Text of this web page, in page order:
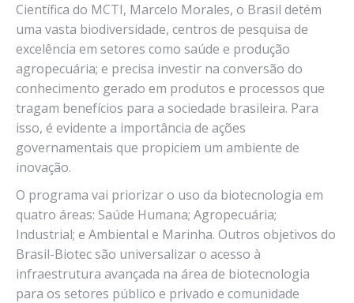
Científica do MCTI, Marcelo Morales, o Brasil detém
uma vasta biodiversidade, centros de pesquisa de
excelência em setores como saúde e produção
agropecuária; e precisa investir na conversão do
conhecimento gerado em produtos e processos que
tragam benefícios para a sociedade brasileira. Para
isso, é evidente a importância de ações
governamentais que propiciem um ambiente de
inovação.
O programa vai priorizar o uso da biotecnologia em
quatro áreas: Saúde Humana; Agropecuária;
Industrial; e Ambiental e Marinha. Outros objetivos do
Brasil-Biotec são universalizar o acesso à
infraestrutura avançada na área de biotecnologia
para os setores público e privado e comunidade